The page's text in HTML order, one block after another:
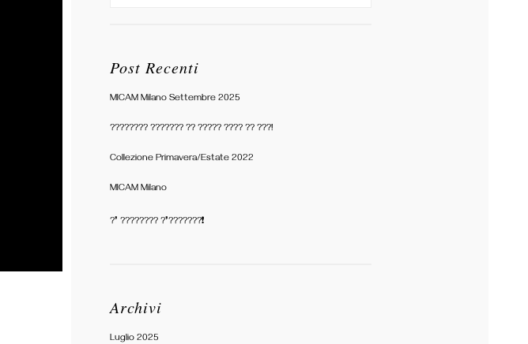
Post Recenti
MICAM Milano Settembre 2025
???????? ??????? ?? ????? ???? ?? ???!
Collezione Primavera/Estate 2022
MICAM Milano
?❜ ???????? ?❜???????❗
Archivi
Luglio 2025